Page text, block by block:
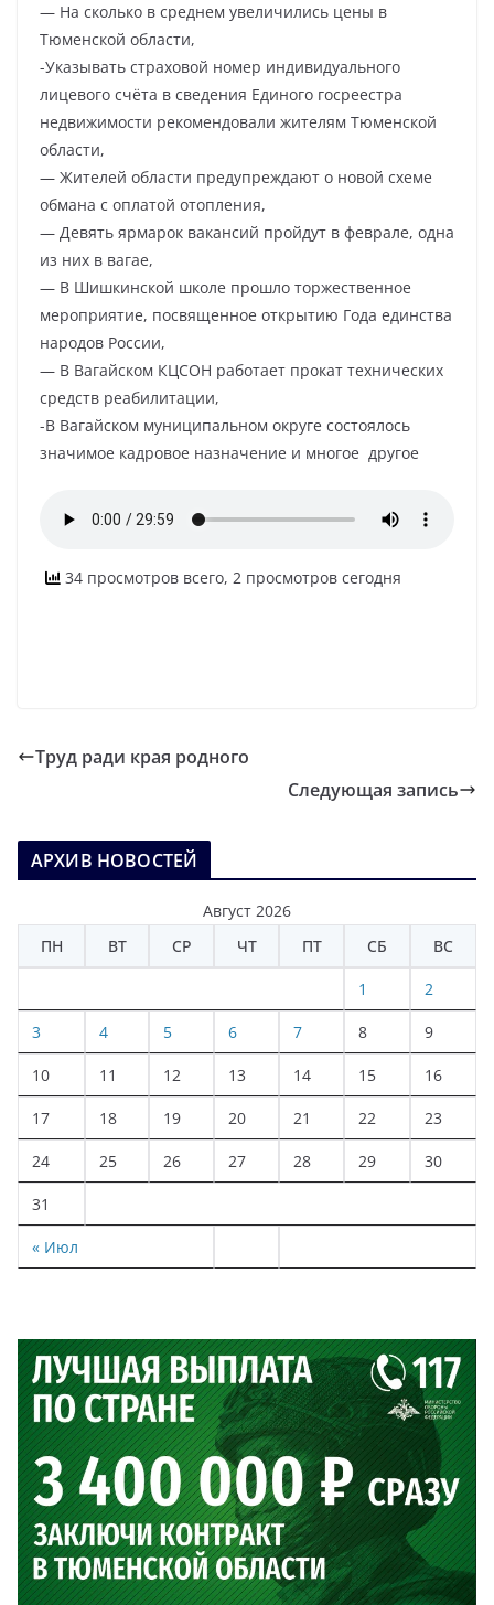
— На сколько в среднем увеличились цены в
Тюменской области,
-Указывать страховой номер индивидуального
лицевого счёта в сведения Единого госреестра
недвижимости рекомендовали жителям Тюменской
области,
— Жителей области предупреждают о новой схеме
обмана с оплатой отопления,
— Девять ярмарок вакансий пройдут в феврале, одна
из них в вагае,
— В Шишкинской школе прошло торжественное
мероприятие, посвященное открытию Года единства
народов России,
— В Вагайском КЦСОН работает прокат технических
средств реабилитации,
-В Вагайском муниципальном округе состоялось
значимое кадровое назначение и многое другое
34 просмотров всего, 2 просмотров сегодня
Труд ради края родного
Следующая запись
АРХИВ НОВОСТЕЙ
Август 2026
ПН
ВТ СР ЧТ ПТ СБ ВС
« Июл
1 2
3 4 5 6 7 8 9
10 11 12 13 14 15 16
17 18 19 20 21 22 23
24 25 26 27 28 29 30
31